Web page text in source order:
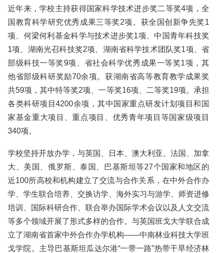
近年来，学校主持获得国家科学技术进步奖二等奖4项，全
国教育科学研究优秀成果三等奖2项。获全国创新争先奖1
项、何梁何利基金科学与技术进步奖1项、中国青年科技奖
1项、湖南光召科技奖2项、湖南省科学技术团队奖1项、省
部级科技一等奖9项、省社会科学优秀成果一等奖1项，其
他省部级科研奖励70余项。获湖南省高等教育教学成果奖
共59项，其中特等奖2项、一等奖16项、二等奖19项。承担
各类科研项目4200余项，其中国家重点研发计划项目和国
家基金重大项目、重点项目、优秀青年项目等国家级项目
340项。
学校坚持开放办学，与英国、日本、澳大利亚、法国、加拿
大、美国、俄罗斯、泰国、巴基斯坦等27个国家和地区的
近100所高校和机构建立了交流与合作关系，在中外合作办
学、学生联合培养、交换访学、海外实习与游学、师资进修
培训、国际科研合作、联合举办国际学术会议以及人文交流
等多个领域开展了形式多样的合作。与英国班戈大学联合成
立了湖南省首家中外合作办学机构——中南林业科技大学班
戈学院。主导巴基斯坦瓜达尔港“一带一路”热带干旱经济林